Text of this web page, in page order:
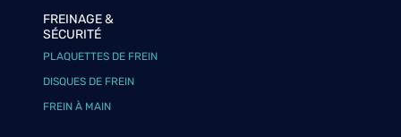
FREINAGE &
SÉCURITÉ
PLAQUETTES DE FREIN
DISQUES DE FREIN
FREIN À MAIN